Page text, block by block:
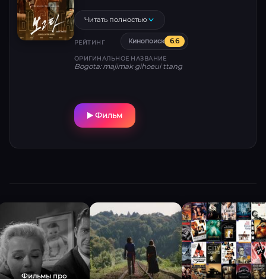
Читать полностью
РЕЙТИНГ Кинопоиск 6.6
ОРИГИНАЛЬНОЕ НАЗВАНИЕ
Bogota: majimak gihoeui ttang
Фильм
Фильмы про